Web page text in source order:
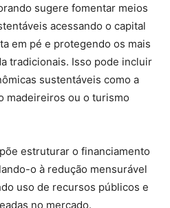
sugere fomentar meios
acessando o capital
em pé e protegendo os mais
tradicionais. Isso pode incluir
sustentáveis como a
madeireiros ou o turismo
estruturar o financiamento
o à redução mensurável
uso de recursos públicos e
no mercado.